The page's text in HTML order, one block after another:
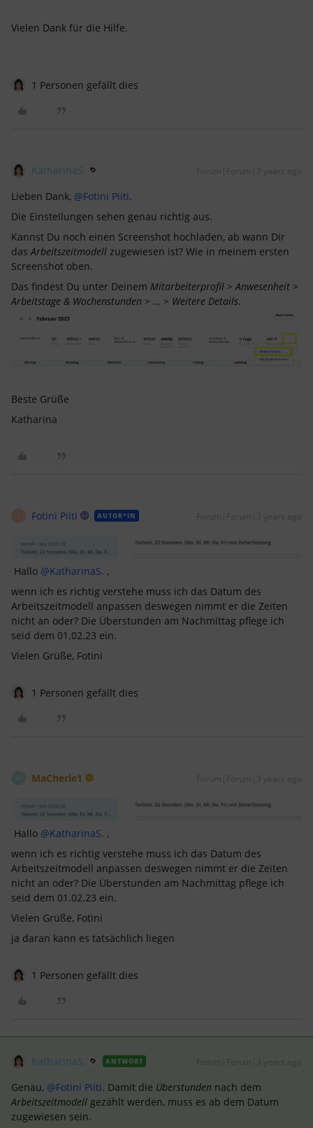
Vielen Dank für die Hilfe.
1 Personen gefällt dies
KatharinaS. Forum|Forum|3 years ago
Lieben Dank, @Fotini Piiti.
Die Einstellungen sehen genau richtig aus.
Kannst Du noch einen Screenshot hochladen, ab wann Dir
dasArbeitszeitmodell zugewiesen ist? Wie in meinem ersten
Screenshot oben.
Das findest Du unter Deinem Mitarbeiterprofil > Anwesenheit >
Arbeitstage & Wochenstunden > … > Weitere Details.
Beste Grüße
Katharina
Fotini Piiti AUTOR*IN Forum|Forum|3 years ago
Hallo @KatharinaS. ,
wenn ich es richtig verstehe muss ich das Datum des
Arbeitszeitmodell anpassen deswegen nimmt er die Zeiten
nicht an oder? Die Überstunden am Nachmittag pflege ich
seid dem 01.02.23 ein.
Vielen Grüße, Fotini
1 Personen gefällt dies
MaCherie1 Forum|Forum|3 years ago
Hallo @KatharinaS. ,
wenn ich es richtig verstehe muss ich das Datum des
Arbeitszeitmodell anpassen deswegen nimmt er die Zeiten
nicht an oder? Die Überstunden am Nachmittag pflege ich
seid dem 01.02.23 ein.
Vielen Grüße, Fotini
ja daran kann es tatsächlich liegen
1 Personen gefällt dies
KatharinaS. ANTWORT
Genau, @Fotini Piiti. Damit die Überstunden nach dem
Arbeitszeitmodell gezählt werden, muss es ab dem Datum
zugewiesen sein.